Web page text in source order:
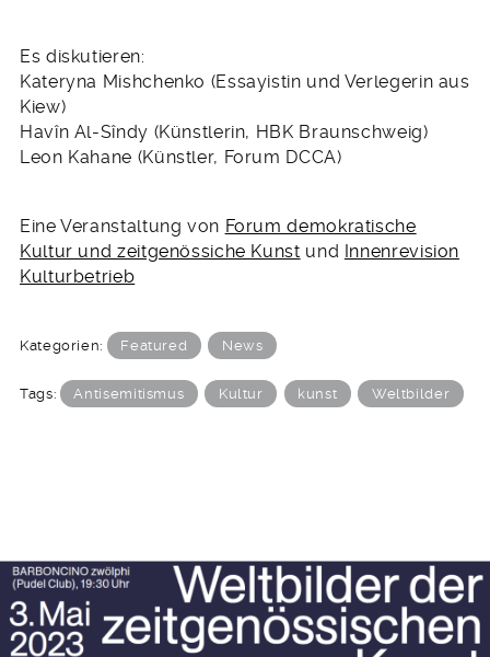
Es diskutieren:
Kateryna Mishchenko (Essayistin und Verlegerin aus
Kiew)
Havîn Al-Sîndy (Künstlerin, HBK Braunschweig)
Leon Kahane (Künstler, Forum DCCA)
Eine Veranstaltung von Forum demokratische
Kultur und zeitgenössiche Kunst und Innenrevision
Kulturbetrieb
Kategorien: Featured News
Tags: Antisemitismus Kultur kunst Weltbilder